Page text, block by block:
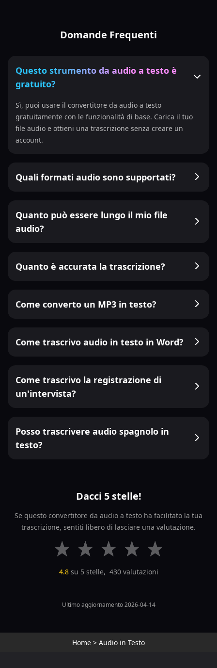
Domande Frequenti
Questo strumento da audio a testo è
gratuito?
Sì, puoi usare il convertitore da audio a testo
gratuitamente con le funzionalità di base. Carica il tuo
file audio e ottieni una trascrizione senza creare un
account.
Quali formati audio sono supportati?
Quanto può essere lungo il mio file
audio?
Quanto è accurata la trascrizione?
Come converto un MP3 in testo?
Come trascrivo audio in testo in Word?
Come trascrivo la registrazione di
un'intervista?
Posso trascrivere audio spagnolo in
testo?
Dacci 5 stelle!
Se questo convertitore da audio a testo ha facilitato la tua
trascrizione, sentiti libero di lasciare una valutazione.
4.8su 5 stelle, 430valutazioni
Ultimo aggiornamento 2026-04-14
Home > Audio in Testo